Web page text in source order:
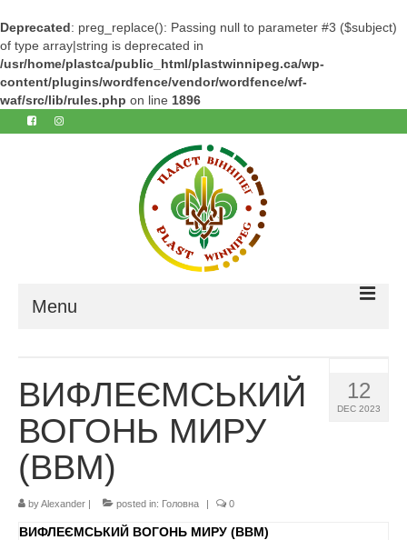
Deprecated: preg_replace(): Passing null to parameter #3 ($subject)
of type array|string is deprecated in
/usr/home/plastca/public_html/plastwinnipeg.ca/wp-
content/plugins/wordfence/vendor/wordfence/wf-
waf/src/lib/rules.php on line 1896
Menu
About
Contact
Marta & Iyvan’s 50th
Календар
12
DEC 2023
ВИФЛЕЄМСЬКИЙ
ВОГОНЬ МИРУ
(ВВМ)
byAlexander | posted in: Головна | 0
ВИФЛЕЄМСЬКИЙ ВОГОНЬ МИРУ (ВВМ)